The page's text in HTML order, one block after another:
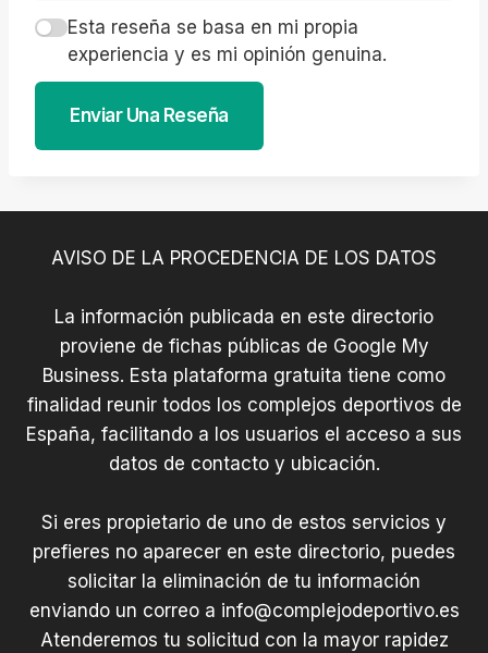
Esta reseña se basa en mi propia
experiencia y es mi opinión genuina.
Enviar Una Reseña
AVISO DE LA PROCEDENCIA DE LOS DATOS
La información publicada en este directorio
proviene de fichas públicas de Google My
Business. Esta plataforma gratuita tiene como
finalidad reunir todos los complejos deportivos de
España, facilitando a los usuarios el acceso a sus
datos de contacto y ubicación.
Si eres propietario de uno de estos servicios y
prefieres no aparecer en este directorio, puedes
solicitar la eliminación de tu información
enviando un correo a info@complejodeportivo.es
Atenderemos tu solicitud con la mayor rapidez